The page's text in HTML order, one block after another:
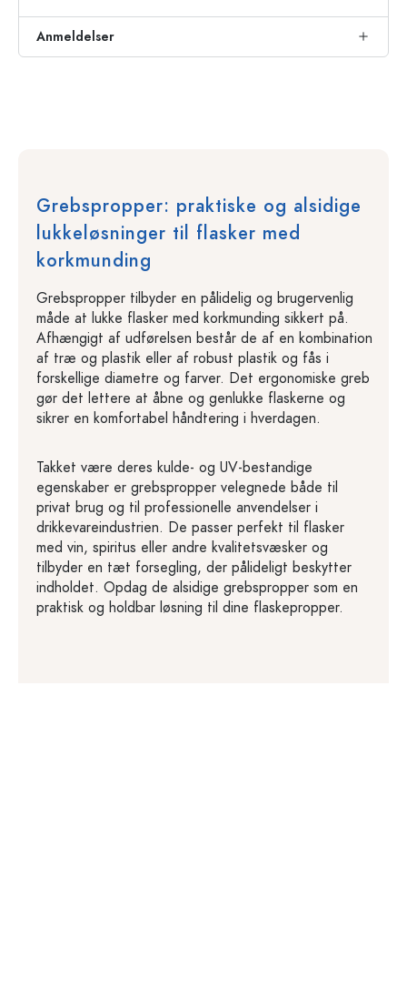
Anmeldelser
Grebspropper: praktiske og alsidige
lukkeløsninger til flasker med
korkmunding
Grebspropper tilbyder en pålidelig og brugervenlig
måde at lukke flasker med korkmunding sikkert på.
Afhængigt af udførelsen består de af en kombination
af træ og plastik eller af robust plastik og fås i
forskellige diametre og farver. Det ergonomiske greb
gør det lettere at åbne og genlukke flaskerne og
sikrer en komfortabel håndtering i hverdagen.
Takket være deres kulde- og UV-bestandige
egenskaber er grebspropper velegnede både til
privat brug og til professionelle anvendelser i
drikkevareindustrien. De passer perfekt til flasker
med vin, spiritus eller andre kvalitetsvæsker og
tilbyder en tæt forsegling, der pålideligt beskytter
indholdet. Opdag de alsidige grebspropper som en
praktisk og holdbar løsning til dine flaskepropper.